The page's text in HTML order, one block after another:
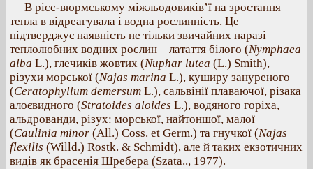
В рісс-вюрмському міжльодовиків’ї на зростання
тепла в відреагувала і водна рослинність. Це
підтверджує наявність не тільки звичайних наразі
теплолюбних водних рослин – латаття білого (Nymphaea
alba L.), глечиків жовтих (Nuphar lutea (L.) Smith),
різухи морської (Najas marina L.), куширу зануреного
(Ceratophyllum demersum L.), сальвінії плаваючої, різака
алоєвидного (Stratoides aloides L.), водяного горіха,
альдрованди, різух: морської, найтоншої, малої
(Caulinia minor (All.) Coss. et Germ.) та гнучкої (Najas
flexilis (Willd.) Rostk. & Schmidt), але й таких екзотичних
видів як брасенія Шребера (Szata.., 1977).